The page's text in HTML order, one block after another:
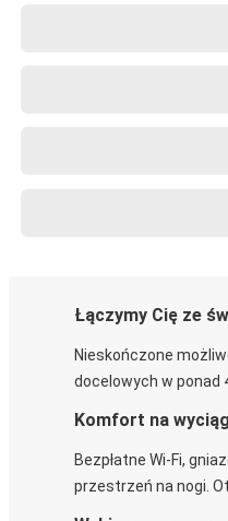
Łączymy Cię ze
Nieskończone
docelowych w ponad
Komfort na
Bezpłatne Wi-Fi,
przestrzeń na nogi.